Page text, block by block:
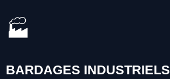
🏭
BARDAGES INDUSTRIELS